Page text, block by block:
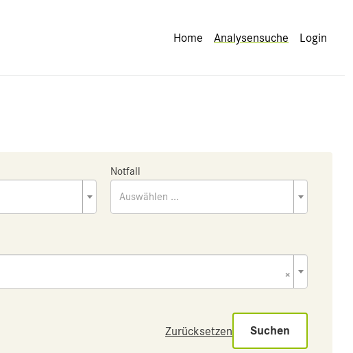
Home Analysensuche Login
Notfall
Auswählen ...
×
Zurücksetzen Suchen